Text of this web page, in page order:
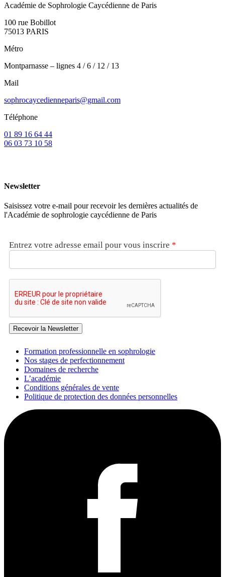
Académie de Sophrologie Caycédienne de Paris
100 rue Bobillot
75013 PARIS
Métro
Montparnasse – lignes 4 / 6 / 12 / 13
Mail
sophrocaycedienneparis@gmail.com
Téléphone
01 89 16 64 44
06 03 73 10 58
Newsletter
Saisissez votre e-mail pour recevoir les dernières actualités de
l'Académie de sophrologie caycédienne de Paris
Entrez votre adresse email pour vous inscrire *
Recevoir la Newsletter
Formation professionnelle en sophrologie
Nos stages de perfectionnement
Domaines de recherche
L’académie
Conditions générales de vente
Politique de protection des données personnelles